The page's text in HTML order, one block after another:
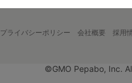
プライバシーポリシー 会社概要 採用
©GMO Pepabo, Inc.